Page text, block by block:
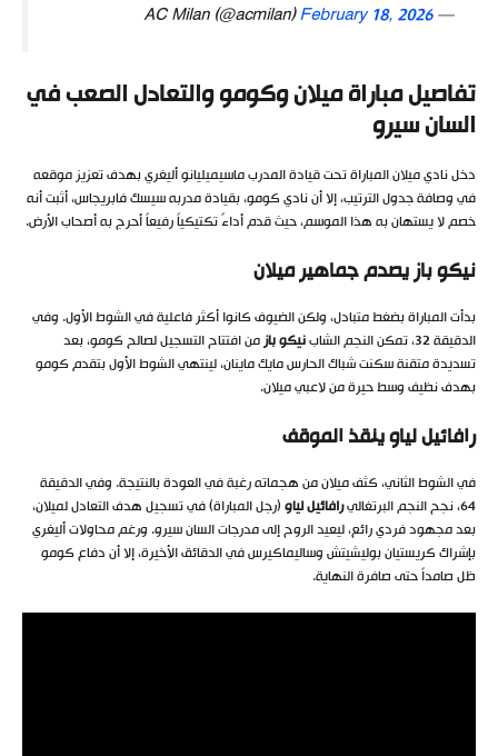
— AC Milan (@acmilan)
February 18, 2026
تفاصيل مباراة ميلان وكومو والتعادل الصعب في
السان سيرو
دخل نادي ميلان المباراة تحت قيادة المدرب ماسيميليانو أليغري بهدف تعزيز موقعه
في وصافة جدول الترتيب، إلا أن نادي كومو، بقيادة مدربه سيسك فابريجاس، أثبت أنه
خصم لا يستهان به هذا الموسم، حيث قدم أداءً تكتيكياً رفيعاً أحرج به أصحاب الأرض.
نيكو باز يصدم جماهير ميلان
بدأت المباراة بضغط متبادل، ولكن الضيوف كانوا أكثر فاعلية في الشوط الأول. وفي
الدقيقة 32، تمكن النجم الشاب
نيكو بازمن افتتاح التسجيل لصالح كومو، بعد
تسديدة متقنة سكنت شباك الحارس مايك ماينان، لينتهي الشوط الأول بتقدم كومو
بهدف نظيف وسط حيرة من لاعبي ميلان.
رافائيل لياو ينقذ الموقف
في الشوط الثاني، كثف ميلان من هجماته رغبة في العودة بالنتيجة. وفي الدقيقة
64، نجح النجم البرتغالي
رافائيل لياو(رجل المباراة) في تسجيل هدف التعادل لميلان،
بعد مجهود فردي رائع، ليعيد الروح إلى مدرجات السان سيرو. ورغم محاولات أليغري
بإشراك كريستيان بوليشيتش وساليماكيرس في الدقائق الأخيرة، إلا أن دفاع كومو
ظل صامداً حتى صافرة النهاية.